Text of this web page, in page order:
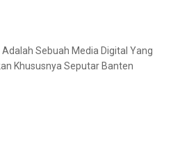
Sebuah Media Digital Yang
Khususnya Seputar Banten